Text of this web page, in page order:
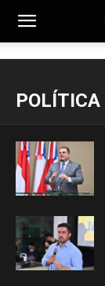
POLÍTICA